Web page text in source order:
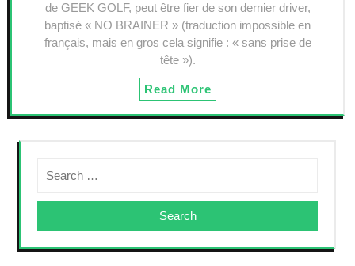
de GEEK GOLF, peut être fier de son dernier driver,
baptisé « NO BRAINER » (traduction impossible en
français, mais en gros cela signifie : « sans prise de
tête »).
Read More
Search